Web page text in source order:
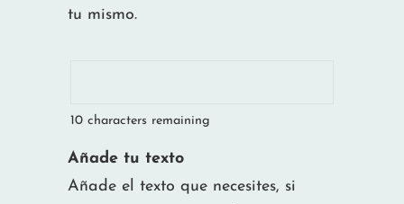
tu mismo.
10 characters remaining
Añade tu texto
Añade el texto que necesites, si